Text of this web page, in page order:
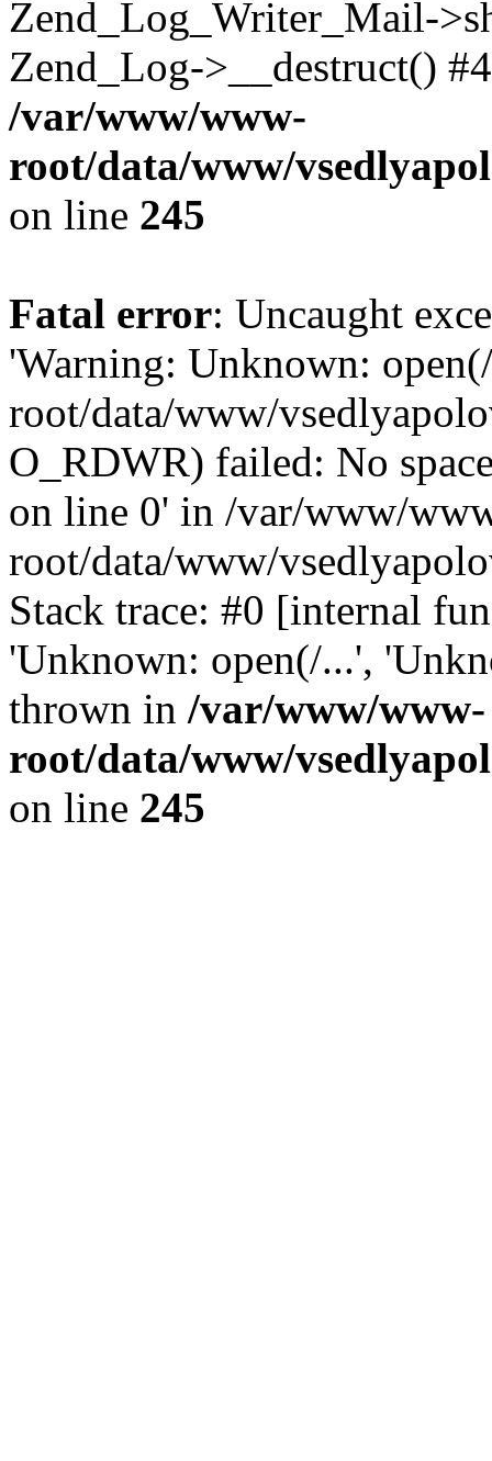
Zend_Log_Writer_Mail-
Zend_Log->__destruct()
/var/www/www-
root/data/www/
on line 245
Fatal error: Uncaught
'Warning: Unknown:
root/data/www/
O_RDWR) failed: No
on line 0' in /var/www/
root/data/www/
Stack trace: #0 [internal
'Unknown: open(/...',
thrown in /var/www/www-
root/data/www/
on line 245